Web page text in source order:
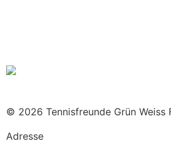
© 2026 Tennisfreunde Grün Weiss
Adresse